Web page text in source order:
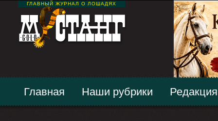
ГЛАВНЫЙ ЖУРНАЛ О ЛОШАДЯХ
Главная Наши рубрики Редакция